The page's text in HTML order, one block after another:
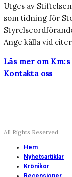
Utges av
som tidning för
Ange källa vid
Läs mer om
Kontakta oss
All Rights Reserved
Hem
Nyhetsartiklar
Krönikor
Recensioner